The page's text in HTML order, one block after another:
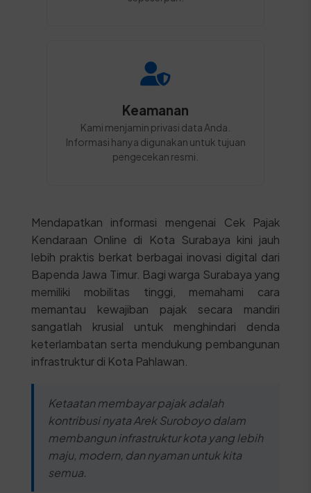
Keamanan
Kami menjamin privasi data Anda.
Informasi hanya digunakan untuk tujuan
pengecekan resmi.
Mendapatkan informasi mengenai Cek Pajak
Kendaraan Online di Kota Surabaya kini jauh
lebih praktis berkat berbagai inovasi digital dari
Bapenda Jawa Timur. Bagi warga Surabaya yang
memiliki mobilitas tinggi, memahami cara
memantau kewajiban pajak secara mandiri
sangatlah krusial untuk menghindari denda
keterlambatan serta mendukung pembangunan
infrastruktur di Kota Pahlawan.
Ketaatan membayar pajak adalah
kontribusi nyata Arek Suroboyo dalam
membangun infrastruktur kota yang lebih
maju, modern, dan nyaman untuk kita
semua.